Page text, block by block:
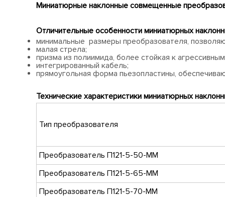
Миниатюрные наклонные совмещенные
Отличительные особенности миниатюрных
минимальные размеры преобразователя,
малая стрела;
призма из полиимида, более стойкая к
интегрированный кабель;
прямоугольная форма пьезопластины,
Технические характеристики миниатюрных
Тип преобразователя
Преобразователь П121-5-50-ММ
Преобразователь П121-5-65-ММ
Преобразователь П121-5-70-ММ